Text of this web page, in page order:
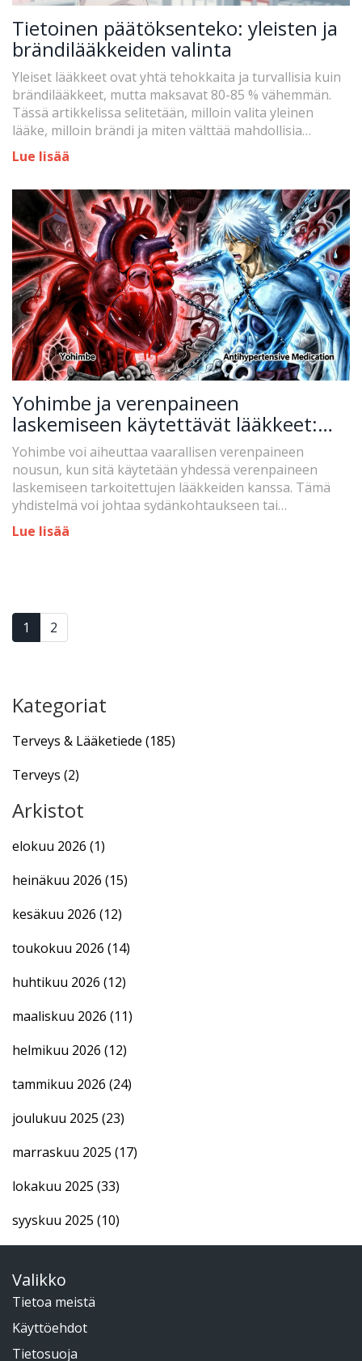
Tietoinen päätöksenteko: yleisten ja
brändilääkkeiden valinta
Yleiset lääkkeet ovat yhtä tehokkaita ja turvallisia kuin
brändilääkkeet, mutta maksavat 80-85 % vähemmän.
Tässä artikkelissa selitetään, milloin valita yleinen
lääke, milloin brändi ja miten välttää mahdollisia
ongelmia.
Lue lisää
Yohimbe ja verenpaineen
laskemiseen käytettävät lääkkeet:
Korkea verenpaine ja sydänriskit
Yohimbe voi aiheuttaa vaarallisen verenpaineen
nousun, kun sitä käytetään yhdessä verenpaineen
laskemiseen tarkoitettujen lääkkeiden kanssa. Tämä
yhdistelmä voi johtaa sydänkohtaukseen tai
aivohalvaukseen. Älä käytä yohimbea, jos sinulla on
korkea verenpaine.
Lue lisää
1 2
Kategoriat
Terveys & Lääketiede (185)
Terveys (2)
Arkistot
elokuu 2026 (1)
heinäkuu 2026 (15)
kesäkuu 2026 (12)
toukokuu 2026 (14)
huhtikuu 2026 (12)
maaliskuu 2026 (11)
helmikuu 2026 (12)
tammikuu 2026 (24)
joulukuu 2025 (23)
marraskuu 2025 (17)
lokakuu 2025 (33)
syyskuu 2025 (10)
Valikko
Tietoa meistä
Käyttöehdot
Tietosuoja